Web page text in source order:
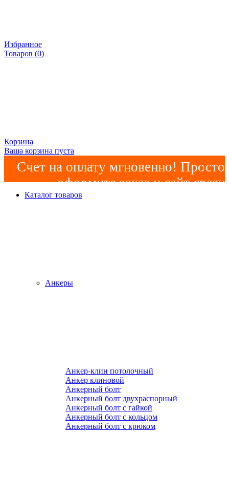
Избранное
Товаров (0)
Корзина
Ваша корзина пуста
Счет на оплату мгновенно! Просто
оформите заказ и сайт сразу
сформирует счет! Минимальная
Каталог товаров
Анкеры
Анкер-клин потолочный
Анкер клиновой
Анкерный болт
Анкерный болт двухраспорный
Анкерный болт с гайкой
Анкерный болт с кольцом
Анкерный болт с крюком